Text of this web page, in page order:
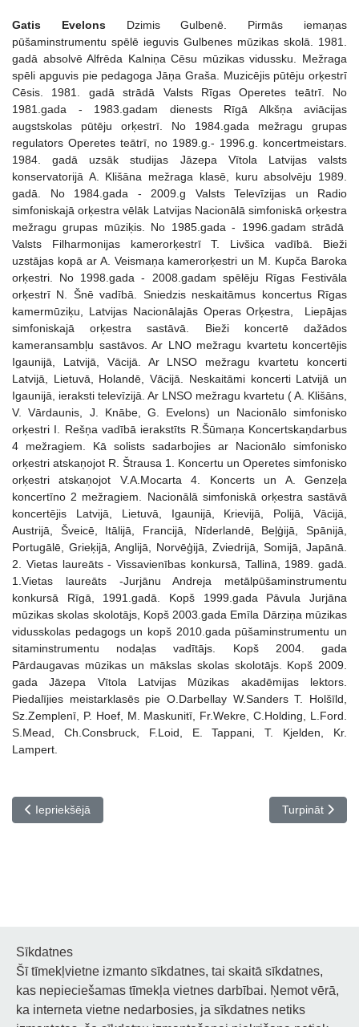
Gatis EvelonsDzimis Gulbenē. Pirmās iemaņas
pūšaminstrumentu spēlē ieguvis Gulbenes mūzikas skolā. 1981.
gadā absolvē Alfrēda Kalniņa Cēsu mūzikas vidussku. Mežraga
spēli apguvis pie pedagoga Jāņa Graša. Muzicējis pūtēju orķestrī
Cēsis. 1981. gadā strādā Valsts Rīgas Operetes teātrī. No
1981.gada - 1983.gadam dienests Rīgā Alkšņa aviācijas
augstskolas pūtēju orķestrī. No 1984.gada mežragu grupas
regulators Operetes teātrī, no 1989.g.- 1996.g. koncertmeistars.
1984. gadā uzsāk studijas Jāzepa Vītola Latvijas valsts
konservatorijā A. Klišāna mežraga klasē, kuru absolvēju 1989.
gadā. No 1984.gada - 2009.g Valsts Televīzijas un Radio
simfoniskajā orķestra vēlāk Latvijas Nacionālā simfoniskā orķestra
mežragu grupas mūziķis. No 1985.gada - 1996.gadam strādā
Valsts Filharmonijas kamerorķestrī T. Livšica vadībā. Bieži
uzstājas kopā ar A. Veismaņa kamerorķestri un M. Kupča Baroka
orķestri. No 1998.gada - 2008.gadam spēlēju Rīgas Festivāla
orķestrī N. Šnē vadībā. Sniedzis neskaitāmus koncertus Rīgas
kamermūziķu, Latvijas Nacionālajās Operas Orķestra, Liepājas
simfoniskajā orķestra sastāvā. Bieži koncertē dažādos
kameransambļu sastāvos. Ar LNO mežragu kvartetu koncertējis
Igaunijā, Latvijā, Vācijā. Ar LNSO mežragu kvartetu koncerti
Latvijā, Lietuvā, Holandē, Vācijā. Neskaitāmi koncerti Latvijā un
Igaunijā, ieraksti televīzijā. Ar LNSO mežragu kvartetu ( A. Klišāns,
V. Vārdaunis, J. Knābe, G. Evelons) un Nacionālo simfonisko
orķestri I. Rešņa vadībā ierakstīts R.Šūmaņa Koncertskaņdarbus
4 mežragiem. Kā solists sadarbojies ar Nacionālo simfonisko
orķestri atskaņojot R. Štrausa 1. Koncertu un Operetes simfonisko
orķestri atskaņojot V.A.Mocarta 4. Koncerts un A. Genzeļa
koncertīno 2 mežragiem. Nacionālā simfoniskā orķestra sastāvā
koncertējis Latvijā, Lietuvā, Igaunijā, Krievijā, Polijā, Vācijā,
Austrijā, Šveicē, Itālijā, Francijā, Nīderlandē, Beļģijā, Spānijā,
Portugālē, Grieķijā, Anglijā, Norvēģijā, Zviedrijā, Somijā, Japānā.
2. Vietas laureāts - Vissavienības konkursā, Tallinā, 1989. gadā.
1.Vietas laureāts -Jurjānu Andreja metālpūšaminstrumentu
konkursā Rīgā, 1991.gadā. Kopš 1999.gada Pāvula Jurjāna
mūzikas skolas skolotājs, Kopš 2003.gada Emīla Dārziņa mūzikas
vidusskolas pedagogs un kopš 2010.gada pūšaminstrumentu un
sitaminstrumentu nodaļas vadītājs. Kopš 2004. gada
Pārdaugavas mūzikas un mākslas skolas skolotājs. Kopš 2009.
gada Jāzepa Vītola Latvijas Mūzikas akadēmijas lektors.
Piedalījies meistarklasēs pie O.Darbellay W.Sanders T. Holšīld,
Sz.Zemplenī, P. Hoef, M. Maskunitī, Fr.Wekre, C.Holding, L.Ford.
S.Mead, Ch.Consbruck, F.Loid, E. Tappani, T. Kjelden, Kr.
Lampert.
Iepriekšējais raksts: Pedagogu profesionālās kvalifikācijas
Iepriekšējā Nākamais
Turpināt
Noderīgi
Sīkdatnes
Šī tīmekļvietne izmanto sīkdatnes, tai skaitā sīkdatnes,
kas nepieciešamas tīmekļa vietnes darbībai. Ņemot vērā,
ka interneta vietne nedarbosies, ja sīkdatnes netiks